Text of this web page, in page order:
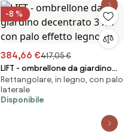
-8 %
384,66 €417,05 €
LIFT - ombrellone da giardino
decentrato 3 x 4 con palo
effetto legno
Rettangolare, in legno, con palo
laterale
Disponibile